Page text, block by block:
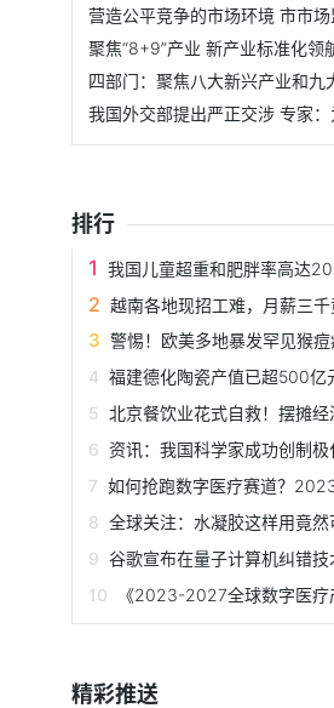
聚焦“8+9”产业 新产业标准化领
四部门：聚焦八大新兴产业和九
排行
我国儿童超重和肥胖率高达20%，你家宝
越南各地现招工难，月薪三千竟
警惕！欧美多地暴发罕见猴痘病毒，或存在人传人
福建德化陶瓷产值已超500亿元，面向东南亚国家
北京餐饮业花式自救！摆摊经
资讯：我国科学家成功创制极化激元晶体管，有望
如何抢跑数字医疗赛道？2023全球数字医疗创新生
全球关注：水凝胶这样用竟然可以加速皮肤伤口愈
谷歌宣布在量子计算机纠错技术取得
《2023-2027全球数字医疗产业经济发展蓝皮书》
精彩推送